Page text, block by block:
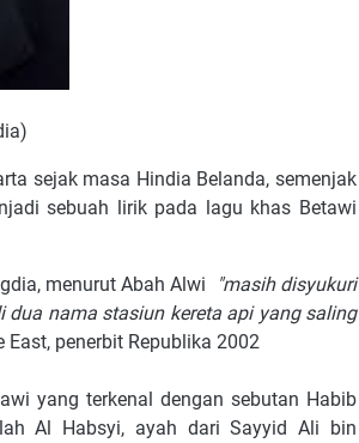
sejak masa Hindia Belanda, semenjak
sebuah lirik pada lagu khas Betawi
menurut Abah Alwi
"masih disyukuri
nama stasiun kereta api yang saling
penerbit Republika 2002
yang terkenal dengan sebutan Habib
Al Habsyi, ayah dari Sayyid Ali bin